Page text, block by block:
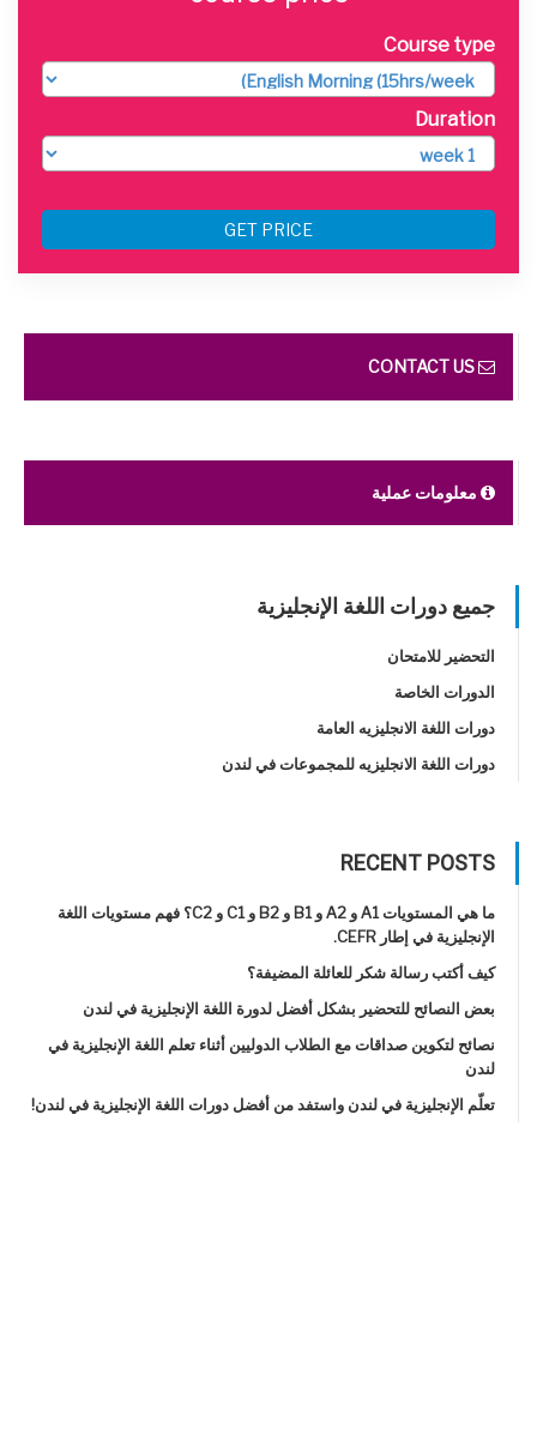
Course type
Duration
GET PRICE
معلومات عملية
جميع دورات اللغة الإنجليزية
التحضير للامتحان
الدورات الخاصة
دورات اللغة الانجليزيه العامة
دورات اللغة الانجليزيه للمجموعات في لندن
RECENT POSTS
ما هي المستويات A1 و A2 و B1 و B2 و C1 و C2؟ فهم مستويات اللغة
الإنجليزية في إطار CEFR.
كيف أكتب رسالة شكر للعائلة المضيفة؟
بعض النصائح للتحضير بشكل أفضل لدورة اللغة الإنجليزية في لندن
نصائح لتكوين صداقات مع الطلاب الدوليين أثناء تعلم اللغة الإنجليزية في
لندن
تعلّم الإنجليزية في لندن واستفد من أفضل دورات اللغة الإنجليزية في لندن!